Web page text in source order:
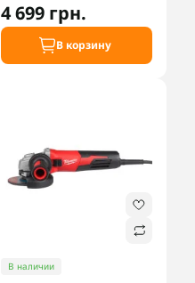
4 699 грн.
В корзину
В наличии